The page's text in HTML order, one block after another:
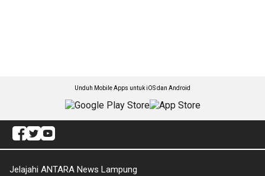
Unduh Mobile Apps untuk iOS dan Android
Jelajahi ANTARA News Lampung